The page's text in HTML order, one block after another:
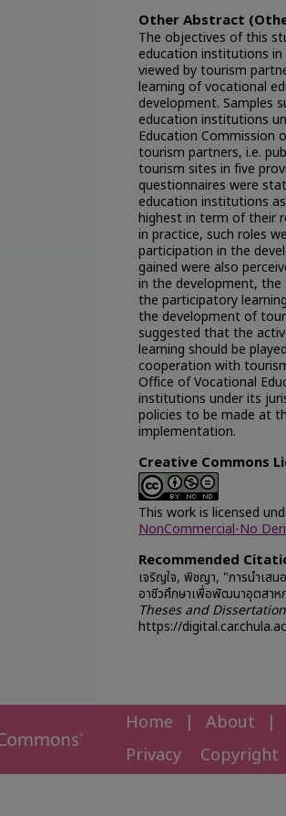
Other Abstract
The objectives of this
education institutions
viewed by tourism
learning of vocational
development. Samples
education institutions
Education Commission
tourism partners, i.e.
tourism sites in five
questionnaires were
education institutions
highest in term of their
in practice, such roles
participation in the
gained were also
in the development,
the participatory
the development of
suggested that the
learning should be
cooperation with
Office of Vocational
institutions under its
policies to be made at
implementation.
Creative Commons
This work is licensed
NonCommercial-No
Recommended
เจริญใจ, พิชญา, "การนำเส
อาชีวศึกษาเพื่อพัฒนาอุตสา
Theses and
https://
Home | About
|
Privacy
Copyright